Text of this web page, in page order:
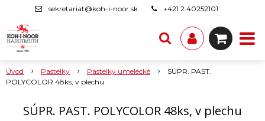
sekretariat@koh-i-noor.sk +421 2 40252101
Úvod Pastelky Pastelky umelecké
SÚPR. PAST.
POLYCOLOR 48ks, v plechu
SÚPR. PAST. POLYCOLOR 48ks, v plechu